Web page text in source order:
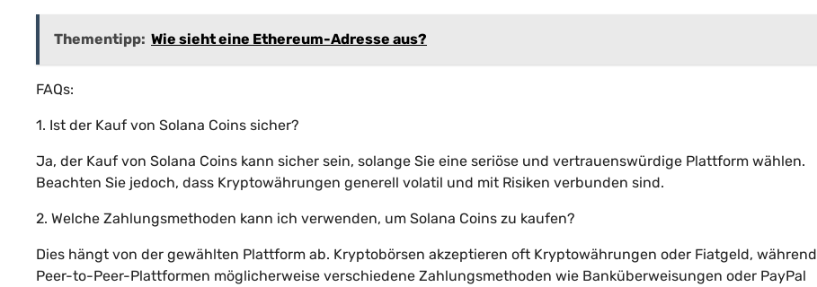
Thementipp: Wie sieht eine Ethereum-Adresse aus?
FAQs:
1. Ist der Kauf von Solana Coins sicher?
Ja, der Kauf von Solana Coins kann sicher sein, solange Sie eine seriöse und vertrauenswürdige Plattform wählen.
Beachten Sie jedoch, dass Kryptowährungen generell volatil und mit Risiken verbunden sind.
2. Welche Zahlungsmethoden kann ich verwenden, um Solana Coins zu kaufen?
Dies hängt von der gewählten Plattform ab. Kryptobörsen akzeptieren oft Kryptowährungen oder Fiatgeld, während
Peer-to-Peer-Plattformen möglicherweise verschiedene Zahlungsmethoden wie Banküberweisungen oder PayPal